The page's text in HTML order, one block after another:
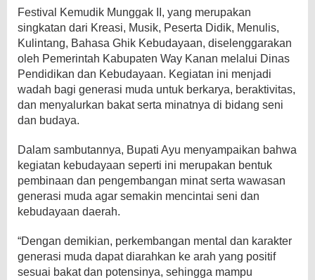
Festival Kemudik Munggak II, yang merupakan
singkatan dari Kreasi, Musik, Peserta Didik, Menulis,
Kulintang, Bahasa Ghik Kebudayaan, diselenggarakan
oleh Pemerintah Kabupaten Way Kanan melalui Dinas
Pendidikan dan Kebudayaan. Kegiatan ini menjadi
wadah bagi generasi muda untuk berkarya, beraktivitas,
dan menyalurkan bakat serta minatnya di bidang seni
dan budaya.
Dalam sambutannya, Bupati Ayu menyampaikan bahwa
kegiatan kebudayaan seperti ini merupakan bentuk
pembinaan dan pengembangan minat serta wawasan
generasi muda agar semakin mencintai seni dan
kebudayaan daerah.
“Dengan demikian, perkembangan mental dan karakter
generasi muda dapat diarahkan ke arah yang positif
sesuai bakat dan potensinya, sehingga mampu